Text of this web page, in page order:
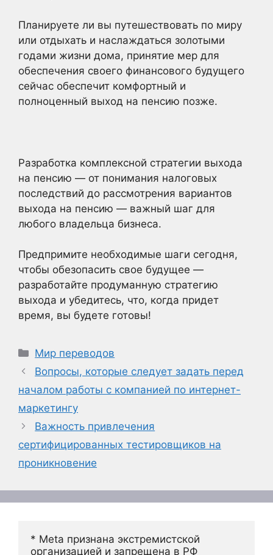
Планируете ли вы путешествовать по миру
или отдыхать и наслаждаться золотыми
годами жизни дома, принятие мер для
обеспечения своего финансового будущего
сейчас обеспечит комфортный и
полноценный выход на пенсию позже.
Разработка комплексной стратегии выхода
на пенсию — от понимания налоговых
последствий до рассмотрения вариантов
выхода на пенсию — важный шаг для
любого владельца бизнеса.
Предпримите необходимые шаги сегодня,
чтобы обезопасить свое будущее —
разработайте продуманную стратегию
выхода и убедитесь, что, когда придет
время, вы будете готовы!
Рубрики
Мир переводов
Вопросы, которые следует задать перед
началом работы с компанией по интернет-
маркетингу
Важность привлечения
сертифицированных тестировщиков на
проникновение
* Meta признана экстремистской
организацией и запрещена в РФ